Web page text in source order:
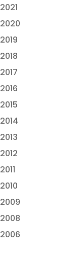
2021
2020
2019
2018
2017
2016
2015
2014
2013
2012
2011
2010
2009
2008
2006